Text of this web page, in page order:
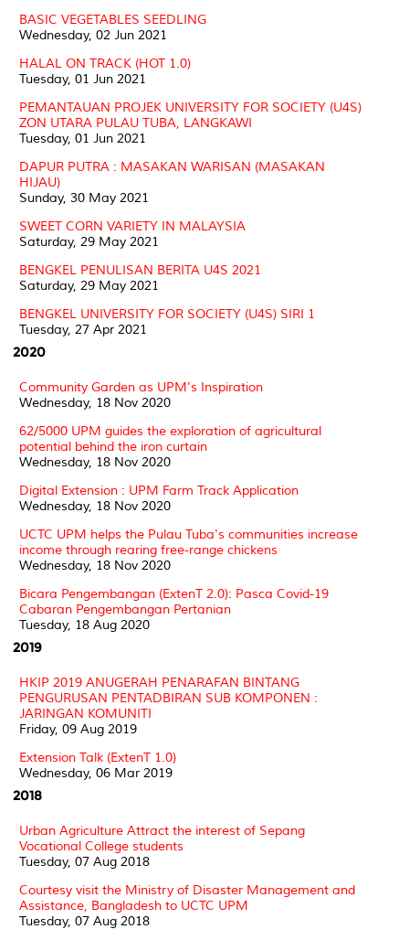
BASIC VEGETABLES SEEDLING
Wednesday, 02 Jun 2021
HALAL ON TRACK (HOT 1.0)
Tuesday, 01 Jun 2021
PEMANTAUAN PROJEK UNIVERSITY FOR SOCIETY (U4S)
ZON UTARA PULAU TUBA, LANGKAWI
Tuesday, 01 Jun 2021
DAPUR PUTRA : MASAKAN WARISAN (MASAKAN
HIJAU)
Sunday, 30 May 2021
SWEET CORN VARIETY IN MALAYSIA
Saturday, 29 May 2021
BENGKEL PENULISAN BERITA U4S 2021
Saturday, 29 May 2021
BENGKEL UNIVERSITY FOR SOCIETY (U4S) SIRI 1
Tuesday, 27 Apr 2021
2020
Community Garden as UPM's Inspiration
Wednesday, 18 Nov 2020
62/5000 UPM guides the exploration of agricultural
potential behind the iron curtain
Wednesday, 18 Nov 2020
Digital Extension : UPM Farm Track Application
Wednesday, 18 Nov 2020
UCTC UPM helps the Pulau Tuba's communities increase
income through rearing free-range chickens
Wednesday, 18 Nov 2020
Bicara Pengembangan (ExtenT 2.0): Pasca Covid-19
Cabaran Pengembangan Pertanian
Tuesday, 18 Aug 2020
2019
HKIP 2019 ANUGERAH PENARAFAN BINTANG
PENGURUSAN PENTADBIRAN SUB KOMPONEN :
JARINGAN KOMUNITI
Friday, 09 Aug 2019
Extension Talk (ExtenT 1.0)
Wednesday, 06 Mar 2019
2018
Urban Agriculture Attract the interest of Sepang
Vocational College students
Tuesday, 07 Aug 2018
Courtesy visit the Ministry of Disaster Management and
Assistance, Bangladesh to UCTC UPM
Tuesday, 07 Aug 2018